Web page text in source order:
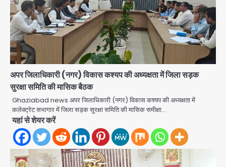
अपर जिलाधिकारी (नगर) विकास कश्यप की अध्यक्षता में जिला सड़क
सुरक्षा समिति की मासिक बैठक
Ghaziabad news अपर जिलाधिकारी (नगर) विकास कश्यप की अध्यक्षता में
कलेक्ट्रेट सभागार में जिला सड़क सुरक्षा समिति की मासिक समीक्षा…
यहां से शेयर करें
2
Shaheen Bagh News: बारिश के बाद
शाहीन बाग में जलभराव और गड्ढे, सीवर काम से
Zepto Dhoom: ग्रेटर नोएडा के धूम
मानिकपुर Zepto वेयरहाउस में वेतन कटौती